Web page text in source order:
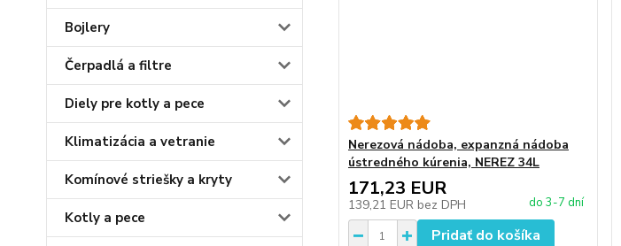
Bojlery
Čerpadlá a filtre
Diely pre kotly a pece
Klimatizácia a vetranie
Komínové striešky a kryty
Kotly a pece
Nerezová nádoba, expanzná nádoba
ústredného kúrenia, NEREZ 34L
171,23 EUR
139,21 EUR bez DPH do 3-7 dní
Pridať do košíka